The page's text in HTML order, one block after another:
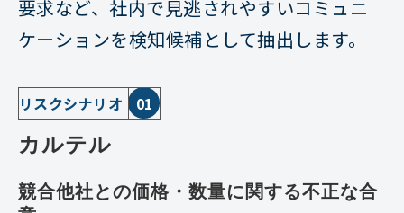
要求など、社内で見逃されやすいコミュニ
ケーションを検知候補として抽出します。
リスクシナリオ 01
カルテル
競合他社との価格・数量に関する不正な合